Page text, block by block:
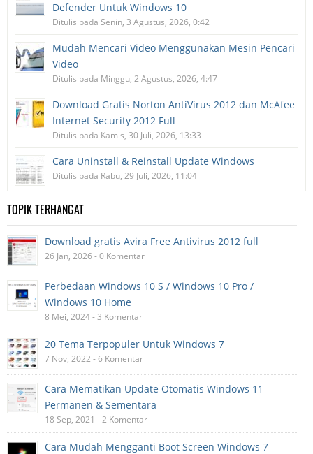
Defender Untuk Windows 10
Ditulis pada Senin, 3 Agustus, 2026, 0:42
Mudah Mencari Video Menggunakan Mesin Pencari
Video
Ditulis pada Minggu, 2 Agustus, 2026, 4:47
Download Gratis Norton AntiVirus 2012 dan McAfee
Internet Security 2012 Full
Ditulis pada Kamis, 30 Juli, 2026, 13:33
Cara Uninstall & Reinstall Update Windows
Ditulis pada Rabu, 29 Juli, 2026, 11:04
TOPIK TERHANGAT
Download gratis Avira Free Antivirus 2012 full
26 Jan, 2026 - 0 Komentar
Perbedaan Windows 10 S / Windows 10 Pro /
Windows 10 Home
8 Mei, 2024 - 3 Komentar
20 Tema Terpopuler Untuk Windows 7
7 Nov, 2022 - 6 Komentar
Cara Mematikan Update Otomatis Windows 11
Permanen & Sementara
18 Sep, 2021 - 2 Komentar
Cara Mudah Mengganti Boot Screen Windows 7